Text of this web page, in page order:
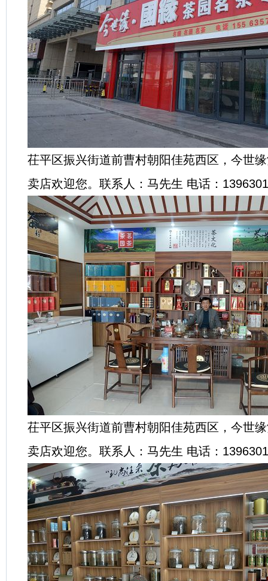
茌平区振兴街道前曹村朝阳佳苑西区，今世
卖店欢迎您。联系人：马先生 电话：
茌平区振兴街道前曹村朝阳佳苑西区，今世
卖店欢迎您。联系人：马先生 电话：